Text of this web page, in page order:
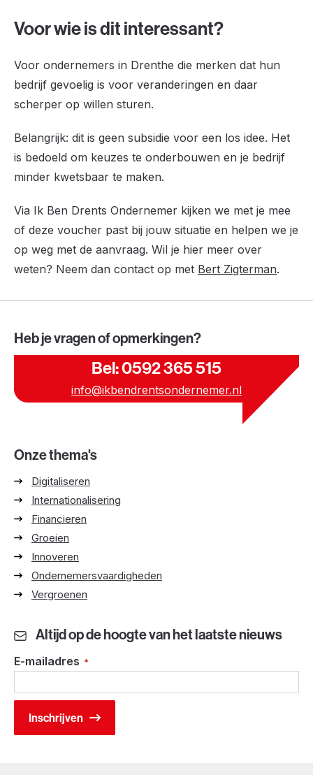
Voor wie is dit interessant?
Voor ondernemers in Drenthe die merken dat hun
bedrijf gevoelig is voor veranderingen en daar
scherper op willen sturen.
Belangrijk: dit is geen subsidie voor een los idee. Het
is bedoeld om keuzes te onderbouwen en je bedrijf
minder kwetsbaar te maken.
Via Ik Ben Drents Ondernemer kijken we met je mee
of deze voucher past bij jouw situatie en helpen we je
op weg met de aanvraag. Wil je hier meer over
weten? Neem dan contact op met Bert Zigterman.
Heb je vragen of opmerkingen?
Bel: 0592 365 515
info@ikbendrentsondernemer.nl
Onze thema's
Digitaliseren
Internationalisering
Financieren
Groeien
Innoveren
Ondernemersvaardigheden
Vergroenen
Altijd op de hoogte van het laatste nieuws
E-mailadres *